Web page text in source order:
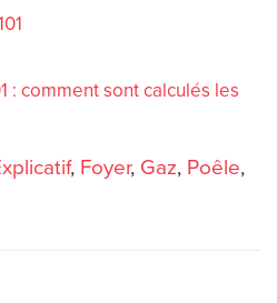
: comment sont calculés les
, Foyer, Gaz, Poêle,